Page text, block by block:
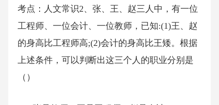
考点：人文常识2、张、王、赵三人中，有一位
工程师、一位会计、一位教师，已知:(1)王、赵
的身高比工程师高;(2)会计的身高比王矮。根据
上述条件，可以判断出这三个人的职业分别是
（）